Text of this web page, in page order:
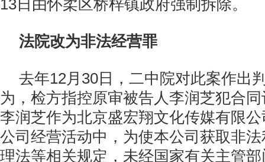
13日由怀柔区桥梓镇政府强制拆除。
法院改为非法经营罪
去年12月30日，二中院对此案作出
为，检方指控原审被告人李润芝犯合
李润芝作为北京盛宏翔文化传媒有限
公司经营活动中，为使本公司获取非
理法等相关规定，未经国家有关主管